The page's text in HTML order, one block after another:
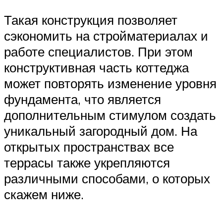
Такая конструкция позволяет
сэкономить на стройматериалах и
работе специалистов. При этом
конструктивная часть коттеджа
может повторять изменение уровня
фундамента, что является
дополнительным стимулом создать
уникальный загородный дом. На
открытых пространствах все
террасы также укрепляются
различными способами, о которых
скажем ниже.